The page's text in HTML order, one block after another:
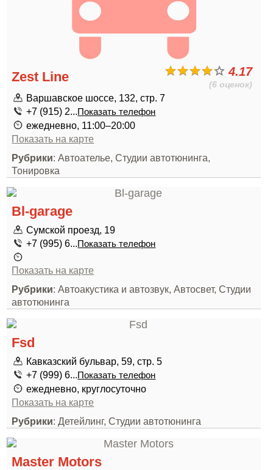
4.17
(6 оценок)
Zest Line
Варшавское шоссе, 132, стр. 7
+7 (915) 2...Показать телефон
ежедневно, 11:00–20:00
Показать на карте
Рубрики: Автоателье, Студии автотюнинга,
Тонировка
Bl-garage
Сумской проезд, 19
+7 (995) 6...Показать телефон
Показать на карте
Рубрики: Автоакустика и автозвук, Автосвет, Студии
автотюнинга
Fsd
Кавказский бульвар, 59, стр. 5
+7 (999) 6...Показать телефон
ежедневно, круглосуточно
Показать на карте
Рубрики: Детейлинг, Студии автотюнинга
Master Motors